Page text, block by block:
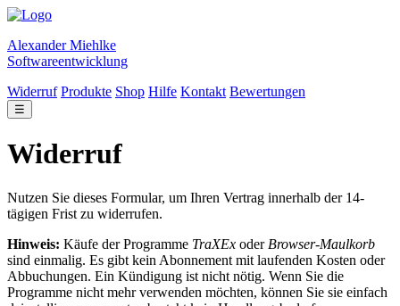
Alexander Miehlke
Softwareentwicklung
Widerruf Produkte Shop Hilfe Kontakt Bewertungen
☰
Widerruf
Nutzen Sie dieses Formular, um Ihren Vertrag innerhalb der 14-
tägigen Frist zu widerrufen.
Hinweis: Käufe der Programme TraXEx oder Browser-Maulkorb
sind einmalig. Es gibt kein Abonnement mit laufenden Kosten oder
Abbuchungen. Ein Kündigung ist nicht nötig. Wenn Sie die
Programme nicht mehr verwenden möchten, können Sie sie einfach